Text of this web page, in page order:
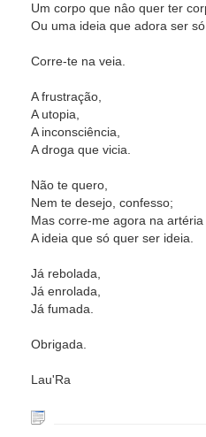
Um corpo que nâo quer ter
Ou uma ideia que adora ser só
Corre-te na veia.
A frustração,
A utopia,
A inconsciência,
A droga que vicia.
Não te quero,
Nem te desejo, confesso;
Mas corre-me agora na artéria
A ideia que só quer ser ideia.
Já rebolada,
Já enrolada,
Já fumada.
Obrigada.
Lau'Ra